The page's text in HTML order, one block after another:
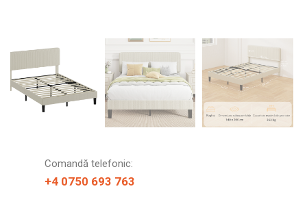
Comandă telefonic:
+4 0750 693 763